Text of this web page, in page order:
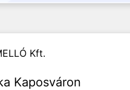
Kft.
Kaposváron